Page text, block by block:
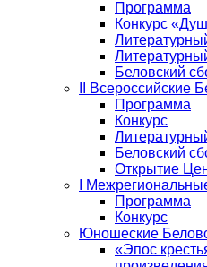
Программа
Конкурс
Беловский
II Всероссийские
Программа
Конкурс
Беловский
Открытие
I
Программа
Конкурс
Юношеские
«Эпос